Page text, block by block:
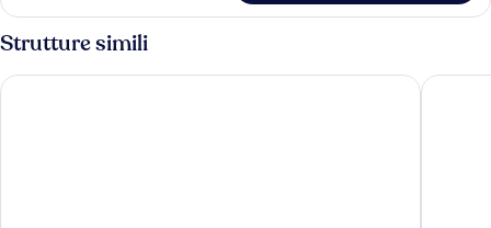
Deluxe,
dormitorio
misto
Strutture simili
Park Squire Motor Inn and Serviced Apartments Quality